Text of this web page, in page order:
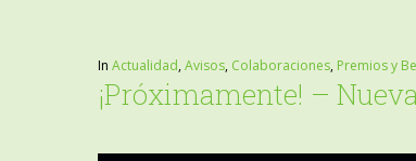
In Actualidad,Avisos, Colaboraciones, Premios y
¡Próximamente! –